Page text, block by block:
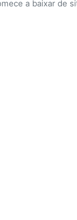
a baixar de